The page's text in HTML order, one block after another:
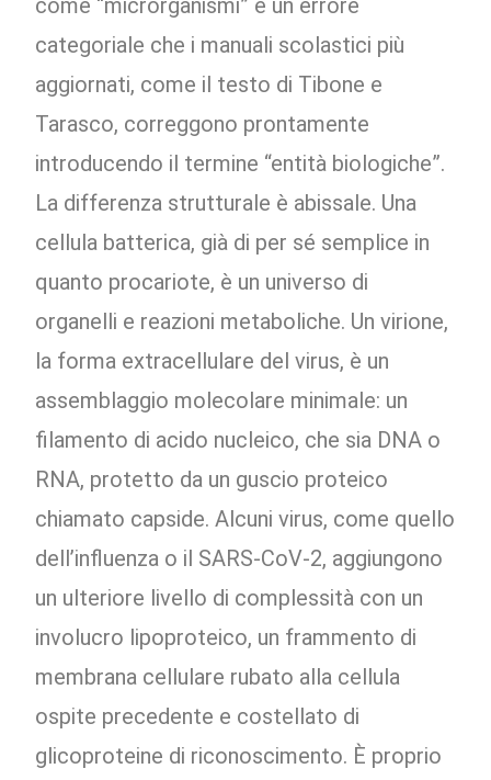
categoriale che i manuali scolastici più
aggiornati, come il testo di Tibone e
Tarasco, correggono prontamente
introducendo il termine “entità biologiche”.
La differenza strutturale è abissale. Una
cellula batterica, già di per sé semplice in
quanto procariote, è un universo di
organelli e reazioni metaboliche. Un virione,
la forma extracellulare del virus, è un
assemblaggio molecolare minimale: un
filamento di acido nucleico, che sia DNA o
RNA, protetto da un guscio proteico
chiamato capside. Alcuni virus, come quello
dell’influenza o il SARS-CoV-2, aggiungono
un ulteriore livello di complessità con un
involucro lipoproteico, un frammento di
membrana cellulare rubato alla cellula
ospite precedente e costellato di
glicoproteine di riconoscimento. È proprio